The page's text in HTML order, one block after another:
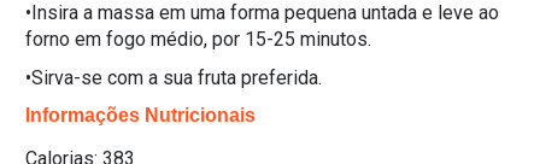
•Insira a massa em uma forma pequena untada e leve ao
forno em fogo médio, por 15-25 minutos.
•Sirva-se com a sua fruta preferida.
Informações Nutricionais
Calorias: 383